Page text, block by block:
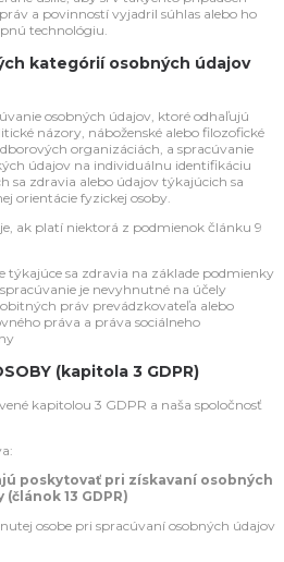
a povinností vyjadril súhlas alebo ho
technológiu.
kategórií osobných údajov
osobných údajov, ktoré odhaľujú
názory, náboženské alebo filozofické
organizáciách, a spracúvanie
údajov na individuálnu identifikáciu
sa zdravia alebo údajov týkajúcich sa
orientácie fyzickej osoby.
ak platí niektorá z podmienok článku 9
týkajúce sa zdravia na základe podmienky
je nevyhnutné na účely
práv prevádzkovateľa alebo
práva a práva sociálneho
(kapitola 3 GDPR)
kapitolou 3 GDPR a naša spoločnosť
poskytovať pri získavaní osobných
13 GDPR)
osobe pri spracúvaní osobných údajov